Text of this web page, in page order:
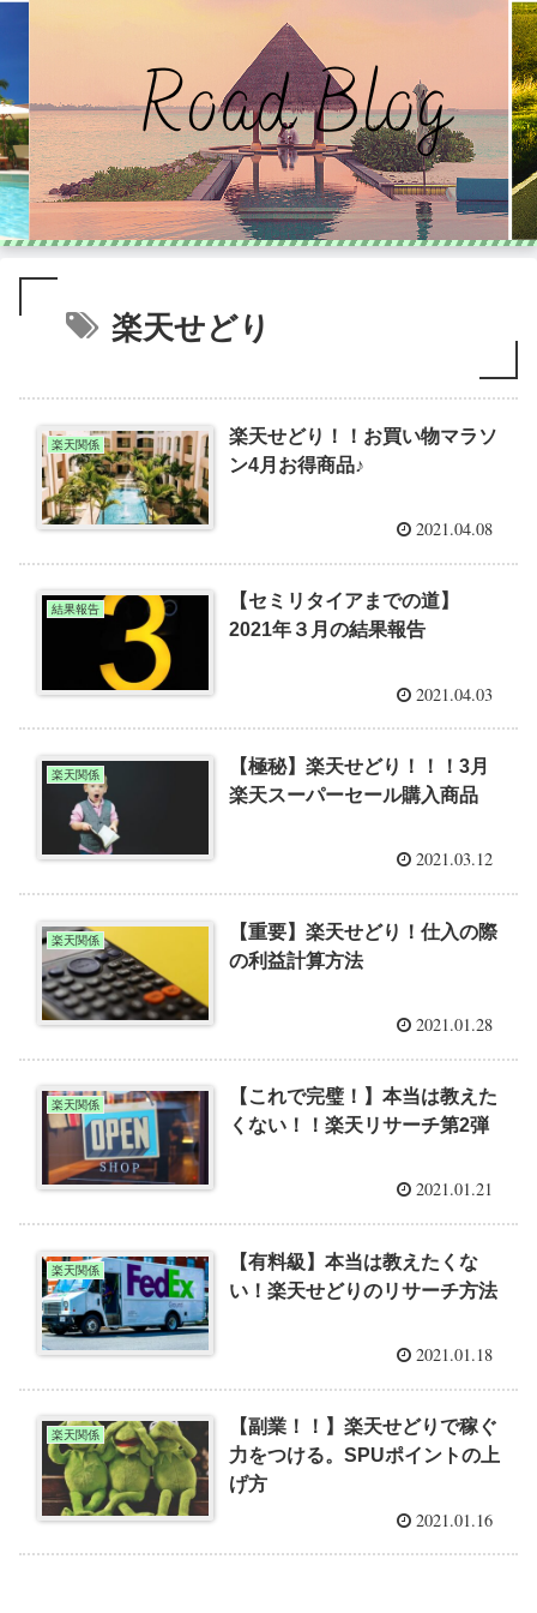
楽天せどり
楽天関係
楽天せどり！！お買い物マラソ
ン4月お得商品♪
2021.04.08
結果報告
【セミリタイアまでの道】
2021年３月の結果報告
2021.04.03
楽天関係
【極秘】楽天せどり！！！3月
楽天スーパーセール購入商品
2021.03.12
楽天関係
【重要】楽天せどり！仕入の際
の利益計算方法
2021.01.28
楽天関係
【これで完璧！】本当は教えた
くない！！楽天リサーチ第2弾
2021.01.21
楽天関係
【有料級】本当は教えたくな
い！楽天せどりのリサーチ方法
2021.01.18
楽天関係
【副業！！】楽天せどりで稼ぐ
力をつける。SPUポイントの上
げ方
2021.01.16